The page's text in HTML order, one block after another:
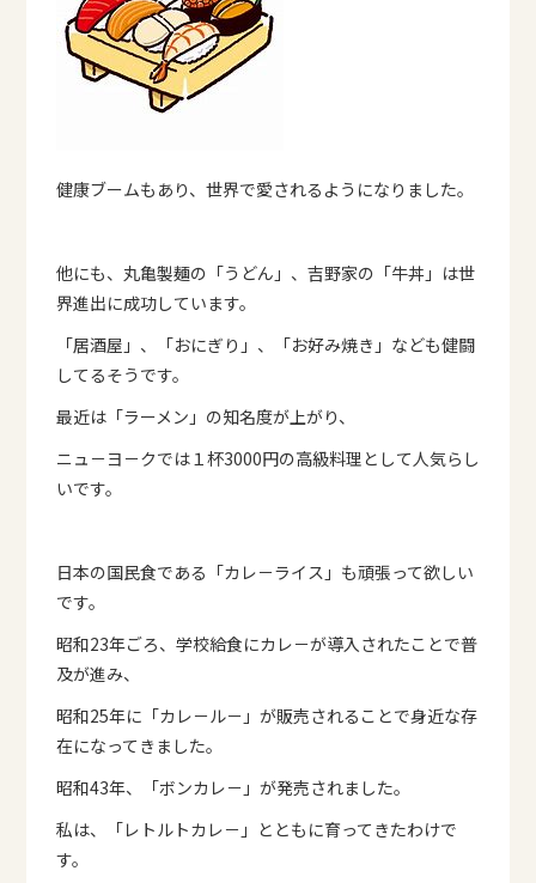
健康ブームもあり、世界で愛されるようになりました。
他にも、丸亀製麺の「うどん」、吉野家の「牛丼」は世
界進出に成功しています。
「居酒屋」、「おにぎり」、「お好み焼き」なども健闘
してるそうです。
最近は「ラーメン」の知名度が上がり、
ニュ－ヨ－クでは１杯3000円の高級料理として人気らし
いです。
日本の国民食である「カレ－ライス」も頑張って欲しい
です。
昭和23年ごろ、学校給食にカレ－が導入されたことで普
及が進み、
昭和25年に「カレ－ル－」が販売されることで身近な存
在になってきました。
昭和43年、「ボンカレ－」が発売されました。
私は、「レトルトカレ－」とともに育ってきたわけで
す。